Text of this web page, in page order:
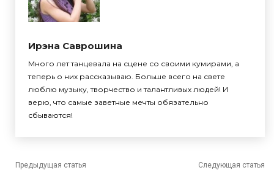
Ирэна Саврошина
Много лет танцевала на сцене со своими кумирами, а
теперь о них рассказываю. Больше всего на свете
люблю музыку, творчество и талантливых людей! И
верю, что самые заветные мечты обязательно
сбываются!
Предыдущая статья Следующая статья